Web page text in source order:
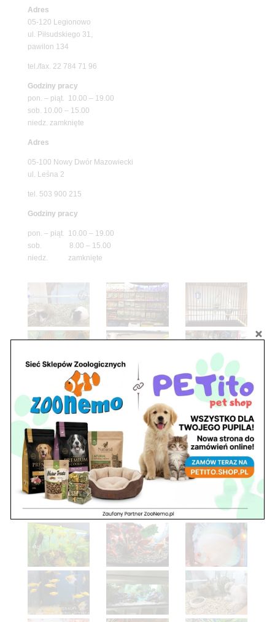
Adres
05-120 Legionowo
ul. Piłsudskiego 31,
pawilon 134
tel./fax. 22 784 71 96
Godziny pracy
pon. – piąt. 10.00 – 19.00
sob. 10.00 – 15.00
niedz. zamknięte
Adres
05-100 Nowy Dwór Mazowiecki
ul. Leśna 2
tel. 503 900 215
Godziny pracy
pon. – piąt. 10.00 – 19.00
sob. 8.00 – 15.00
niedz. zamknięte